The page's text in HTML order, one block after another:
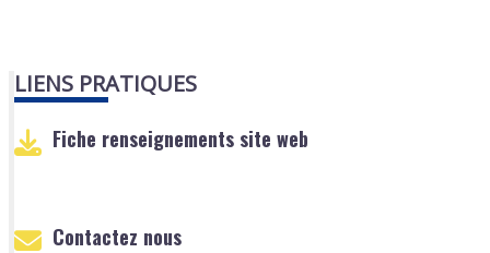
LIENS PRATIQUES
Fiche renseignements site web
Contactez nous